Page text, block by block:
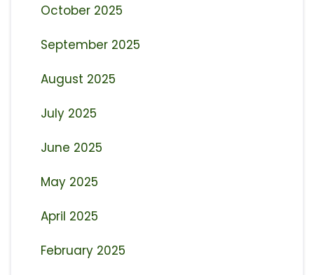
October 2025
September 2025
August 2025
July 2025
June 2025
May 2025
April 2025
February 2025